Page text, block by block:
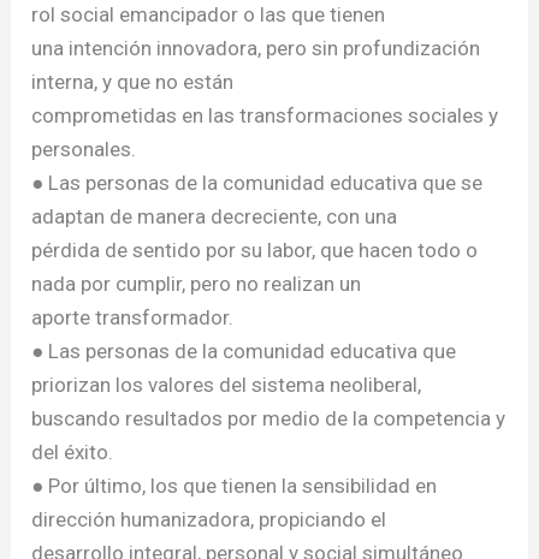
rol social emancipador o las que tienen
una intención innovadora, pero sin profundización
interna, y que no están
comprometidas en las transformaciones sociales y
personales.
● Las personas de la comunidad educativa que se
adaptan de manera decreciente, con una
pérdida de sentido por su labor, que hacen todo o
nada por cumplir, pero no realizan un
aporte transformador.
● Las personas de la comunidad educativa que
priorizan los valores del sistema neoliberal,
buscando resultados por medio de la competencia y
del éxito.
● Por último, los que tienen la sensibilidad en
dirección humanizadora, propiciando el
desarrollo integral, personal y social simultáneo